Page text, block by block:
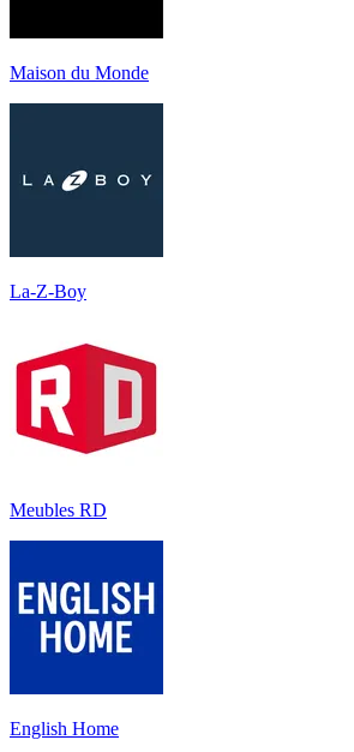
Maison du Monde
La-Z-Boy
Meubles RD
English Home